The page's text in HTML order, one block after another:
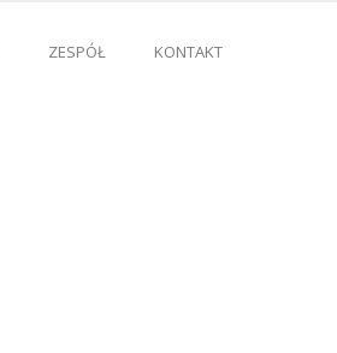
ZESPÓŁ KONTAKT